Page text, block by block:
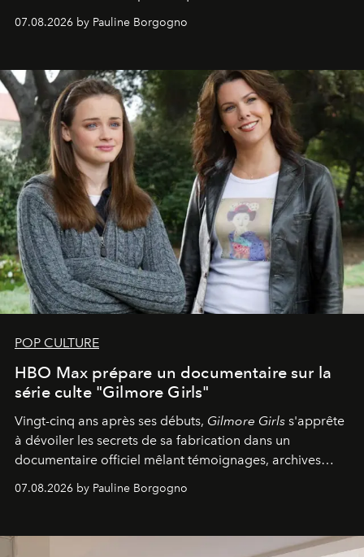
s'arrachent déjà.
07.08.2026 by Pauline Borgogno
POP CULTURE
HBO Max prépare un documentaire sur la
série culte "Gilmore Girls"
Vingt-cinq ans après ses débuts, Gilmore Girls s'apprête
à dévoiler les secrets de sa fabrication dans un
documentaire officiel mêlant témoignages, archives
inédites et plongée dans les coulisses d'un phénomène
générationnel.
07.08.2026 by Pauline Borgogno